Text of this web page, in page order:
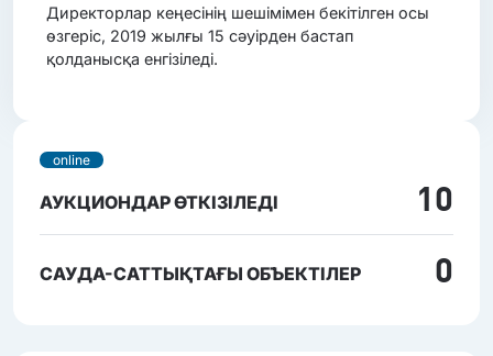
Директорлар кеңесінің шешімімен бекітілген осы
өзгеріс, 2019 жылғы 15 сәуірден бастап
қолданысқа енгізіледі.
online
АУКЦИОНДАР ӨТКІЗІЛЕДІ 10
САУДА-САТТЫҚТАҒЫ ОБЪЕКТІЛЕР 0